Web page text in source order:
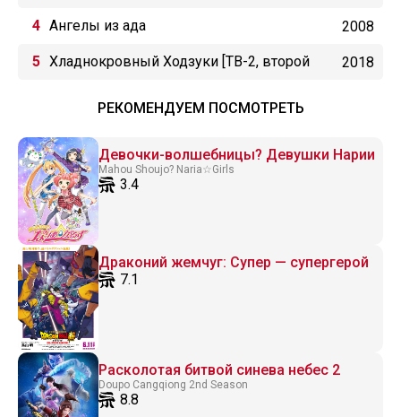
Ангелы из ада 2008
Хладнокровный Ходзуки [ТВ-2, второй 2018
РЕКОМЕНДУЕМ ПОСМОТРЕТЬ
Девочки-волшебницы? Девушки Нарии
Mahou Shoujo? Naria☆Girls
3.4
Драконий жемчуг: Супер — супергерой
7.1
Расколотая битвой синева небес 2
Doupo Cangqiong 2nd Season
8.8